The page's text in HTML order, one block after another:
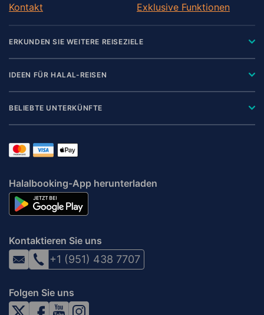
Kontakt
Exklusive Funktionen
ERKUNDEN SIE WEITERE REISEZIELE
IDEEN FÜR HALAL-REISEN
BELIEBTE UNTERKÜNFTE
Halalbooking-App herunterladen
Kontaktieren Sie uns
+1 (951) 438 7707
Folgen Sie uns